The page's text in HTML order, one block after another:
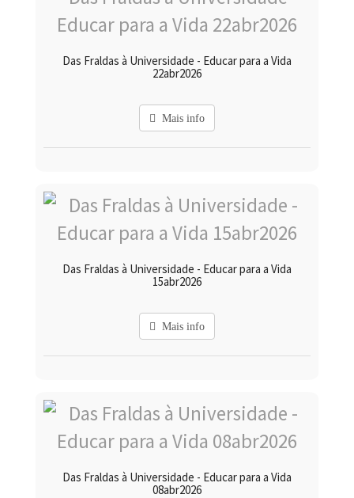
Das Fraldas à Universidade - Educar para a Vida
22abr2026
Mais info
Das Fraldas à Universidade - Educar para a Vida
15abr2026
Mais info
Das Fraldas à Universidade - Educar para a Vida
08abr2026